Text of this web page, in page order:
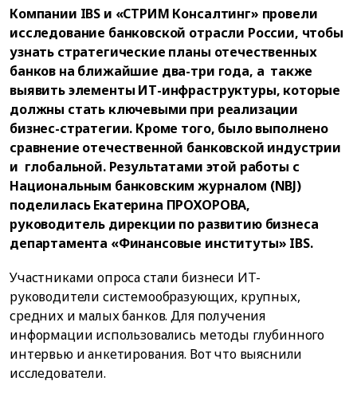
Компании IBS и «СТРИМ Консалтинг» провели
исследование банковской отрасли России, чтобы
узнать стратегические планы отечественных
банков на ближайшие два-три года, а также
выявить элементы ИТ-инфраструктуры, которые
должны стать ключевыми при реализации
бизнес-стратегии. Кроме того, было выполнено
сравнение отечественной банковской индустрии
и глобальной. Результатами этой работы с
Национальным банковским журналом (NBJ)
поделилась Екатерина ПРОХОРОВА,
руководитель дирекции по развитию бизнеса
департамента «Финансовые институты» IBS.
Участниками опроса стали бизнеси ИТ-
руководители системообразующих, крупных,
средних и малых банков. Для получения
информации использовались методы глубинного
интервью и анкетирования. Вот что выяснили
исследователи.